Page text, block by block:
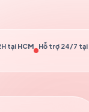
tại HCM Hỗ trợ 24/7 tại